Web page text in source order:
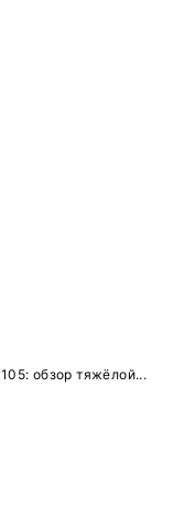
обзор тяжёлой...